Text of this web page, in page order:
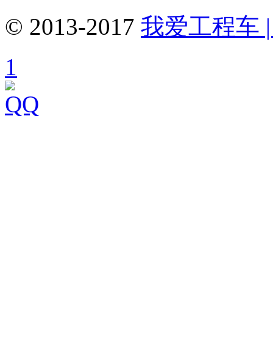
© 2013-2017 我爱工程车
1